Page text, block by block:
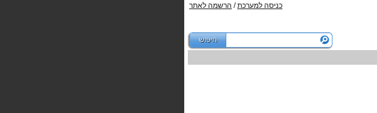
כניסה למערכת/ הרשמה לאתר